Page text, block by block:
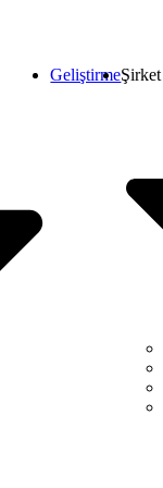
GeliştirmeŞirket